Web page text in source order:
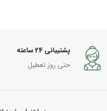
پشتیبانی 24 ساعته
حتی روز تعطیل